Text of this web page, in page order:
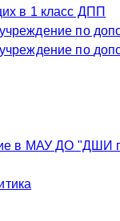
в 1 класс ДПП
Правила
в МАУ ДО "ДШИ